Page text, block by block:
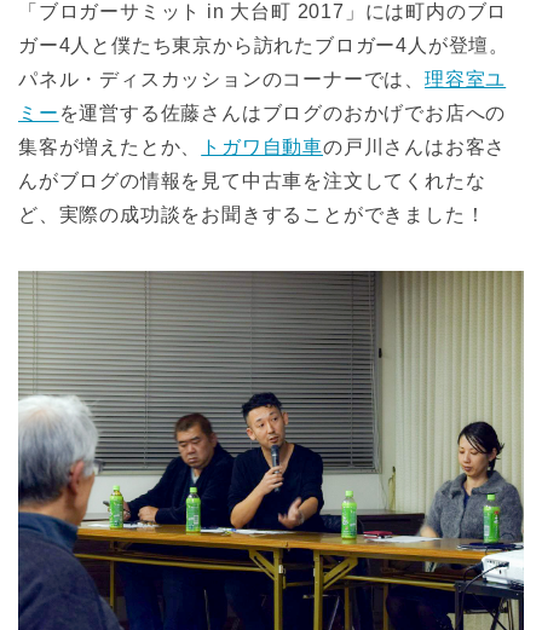
「ブロガーサミット in 大台町 2017」には町内のブロ
ガー4人と僕たち東京から訪れたブロガー4人が登壇。
パネル・ディスカッションのコーナーでは、 理容室ユ
ミー を運営する佐藤さんはブログのおかげでお店への
集客が増えたとか、
トガワ自動車の戸川さんはお客さ
んがブログの情報を見て中古車を注文してくれたな
ど、実際の成功談をお聞きすることができました！